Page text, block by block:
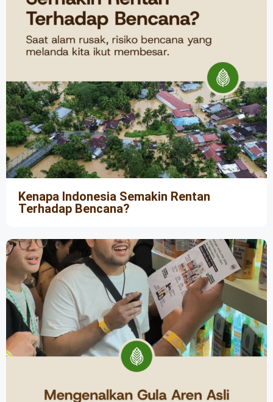
Kenapa Indonesia Semakin Rentan
Terhadap Bencana?